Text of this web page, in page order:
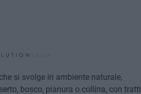
si svolge in ambiente naturale,
bosco, pianura o collina, con tratti